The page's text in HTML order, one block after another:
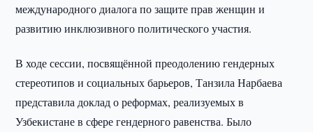
международного диалога по защите прав женщин и
развитию инклюзивного политического участия.
В ходе сессии, посвящённой преодолению гендерных
стереотипов и социальных барьеров, Танзила Нарбаева
представила доклад о реформах, реализуемых в
Узбекистане в сфере гендерного равенства. Было